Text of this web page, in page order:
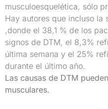
musculoesquelética, sólo
Hay autores que incluso la
,donde el 38,1 % de los
signos de DTM, el 8,3%
última semana y el 25%
durante el último año.
Las causas de DTM
musculares.